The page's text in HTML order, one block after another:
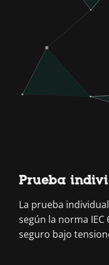
Prueba
La prueba
según la norma
seguro bajo